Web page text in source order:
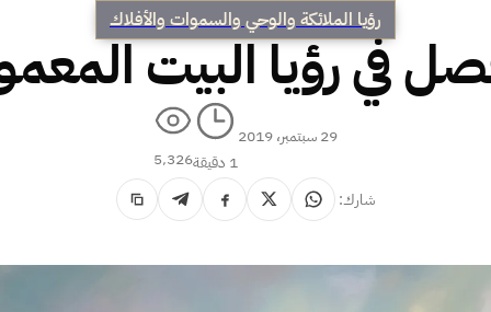
رؤيا الملائكة والوحي والسموات والأفلاك
في رؤيا البيت
29 سبتمبر، 2019
1 دقيقة
5٬326
شارك: